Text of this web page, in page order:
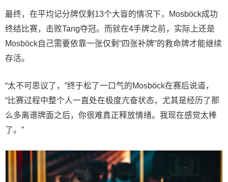
最终，在平均记分牌仅剩13个大盲的情况下，Mosböck成功
终结比赛，击败Tang夺冠。而就在4手牌之前，实际上还是
Mosböck自己需要依靠一张仅剩“四张补牌”的救命牌才能继续
存活。
“太不可思议了，”终于松了一口气的Mosböck在赛后说道，
“比赛过程中整个人一直处在极度亢奋状态，尤其是经历了那
么多离谱牌面之后，你很难真正释放情绪。我现在感觉太棒
了。”